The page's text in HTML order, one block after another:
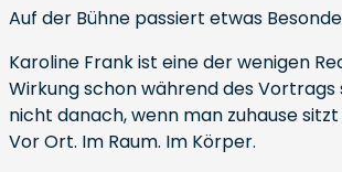
Auf der Bühne passiert etwas
Karoline Frank ist eine der wenigen
Wirkung schon während des
nicht danach, wenn man zuhause
Vor Ort. Im Raum. Im Körper.